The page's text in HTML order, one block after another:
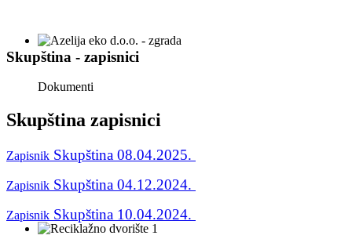
Skupština - zapisnici
Dokumenti
Skupština zapisnici
Zapisnik Skupština 08.04.2025.
Zapisnik Skupština 04.12.2024.
Zapisnik Skupština 10.04.2024.